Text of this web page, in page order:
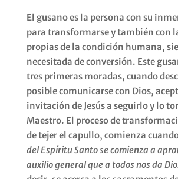
El gusano es la persona con su
para transformarse y también con
propias de la condición humana,
necesitada de conversión. Este
tres primeras moradas, cuando
posible comunicarse con Dios,
invitación de Jesús a seguirlo y lo
Maestro. El proceso de
de tejer el capullo, comienza
del Espíritu Santo se comienza a
auxilio general que a todos nos da